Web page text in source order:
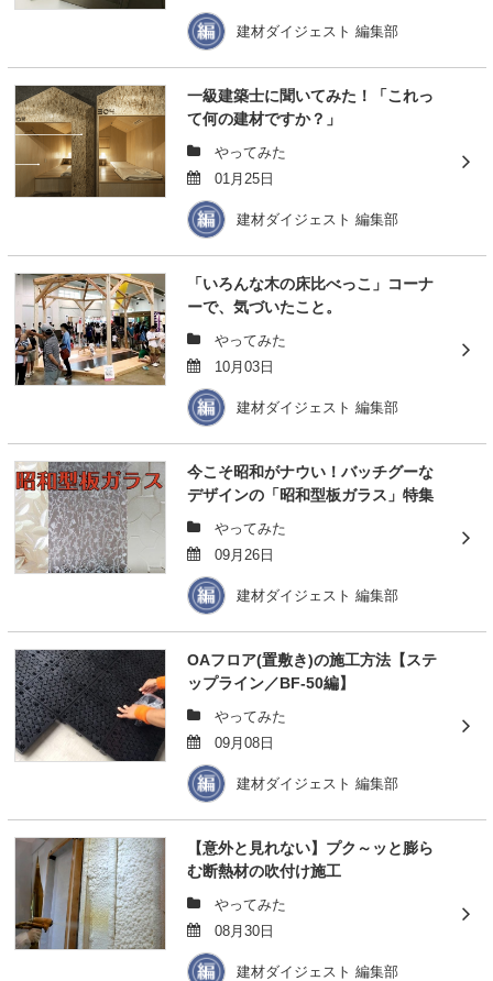
建材ダイジェスト 編集部
一級建築士に聞いてみた！「これっ
て何の建材ですか？」
やってみた
01月25日
建材ダイジェスト 編集部
「いろんな木の床比べっこ」コーナ
ーで、気づいたこと。
やってみた
10月03日
建材ダイジェスト 編集部
今こそ昭和がナウい！バッチグーな
デザインの「昭和型板ガラス」特集
やってみた
09月26日
建材ダイジェスト 編集部
OAフロア(置敷き)の施工方法【ステ
ップライン／BF-50編】
やってみた
09月08日
建材ダイジェスト 編集部
【意外と見れない】プク～ッと膨ら
む断熱材の吹付け施工
やってみた
08月30日
建材ダイジェスト 編集部